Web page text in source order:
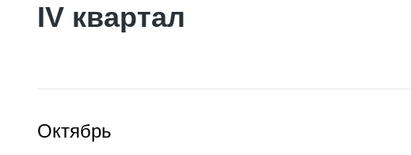
IV квартал
Октябрь